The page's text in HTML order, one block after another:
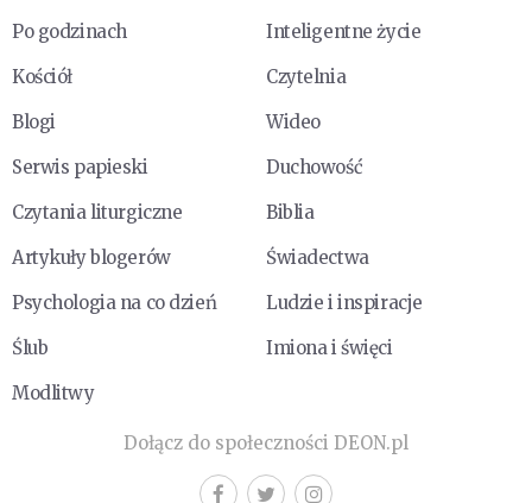
Po godzinach
Inteligentne życie
Kościół
Czytelnia
Blogi
Wideo
Serwis papieski
Duchowość
Czytania liturgiczne
Biblia
Artykuły blogerów
Świadectwa
Psychologia na co dzień
Ludzie i inspiracje
Ślub
Imiona i święci
Modlitwy
Dołącz do społeczności DEON.pl